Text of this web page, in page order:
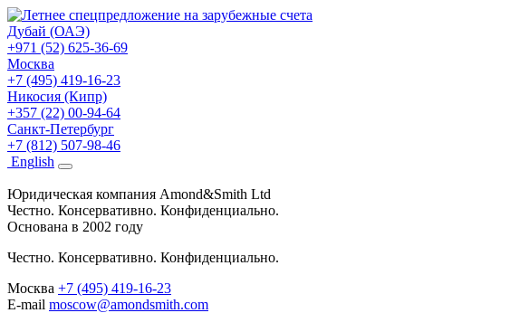
Дубай (ОАЭ)
+971 (52) 625-36-69
Москва
+7 (495) 419-16-23
Никосия (Кипр)
+357 (22) 00-94-64
Санкт-Петербург
+7 (812) 507-98-46
English
Юридическая компания Amond&Smith Ltd
Честно. Консервативно. Конфиденциально.
Основана в 2002 году
Честно. Консервативно. Конфиденциально.
Москва +7 (495) 419-16-23
E-mail moscow@amondsmith.com